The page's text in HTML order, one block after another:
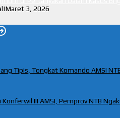
|Maret 3, 2026
Tipis, Tongkat Komando AMSI
Konferwil III AMSI, Pemprov NTB